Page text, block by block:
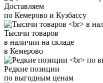
Доставляем
по Кемерово и Кузбассу
Тысячи товаров
в наличии на складе
в Кемерово
Редкие позиции
по выгодным ценам